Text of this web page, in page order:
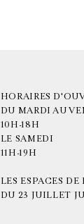
HORAIRES
DU MARDI AU
10H-18H
LE SAMEDI
11H-19H
LES ESPACES DE
DU 23 JUILLET